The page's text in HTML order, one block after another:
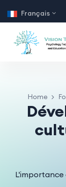
Français
Home